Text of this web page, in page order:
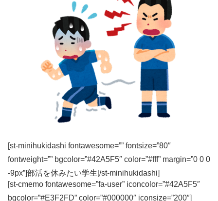
[st-minihukidashi fontawesome=”” fontsize=”80″
fontweight=”” bgcolor=”#42A5F5″ color=”#fff” margin=”0 0 0
-9px”]部活を休みたい学生[/st-minihukidashi]
[st-cmemo fontawesome=”fa-user” iconcolor=”#42A5F5″
bgcolor=”#E3F2FD” color=”#000000″ iconsize=”200″]